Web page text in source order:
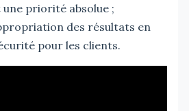
une priorité absolue ;
des résultats en
pour les clients.